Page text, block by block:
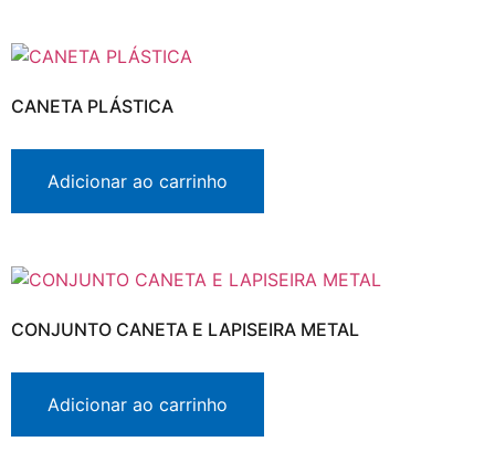
CANETA PLÁSTICA
Adicionar ao carrinho
CONJUNTO CANETA E LAPISEIRA METAL
Adicionar ao carrinho